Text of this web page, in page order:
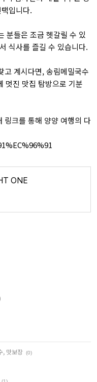
입니다.
분들은 조금 헷갈릴 수 있
식사를 즐길 수 있습니다.
고 계시다면, 송림메밀국수
멋진 맛집 탐방으로 기분
링크를 통해 양양 여행의 다
ONE
, 맛보장 (0)